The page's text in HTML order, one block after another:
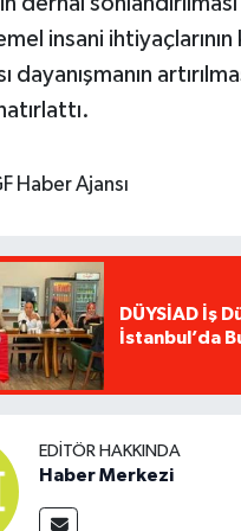
insani ihtiyaçlarının
dayanışmanın
Haber Ajansı
DÜYSİAD İş
İstanbul’da
EDITÖR HAKKINDA
Haber Merkezi